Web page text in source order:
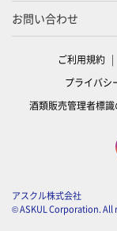
お問い合わせ
ご利用規約
プライバシ
酒類販売管理者標識
アスクル株式会社
© ASKUL Corporation. All